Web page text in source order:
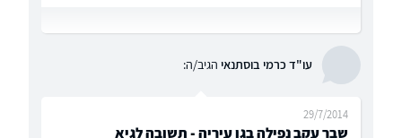
עו"ד כרמי בוסתנאי הגיב/ה:
שבר עקב נפילה בגן עיריה - תשובה לגיא
29/7/2014